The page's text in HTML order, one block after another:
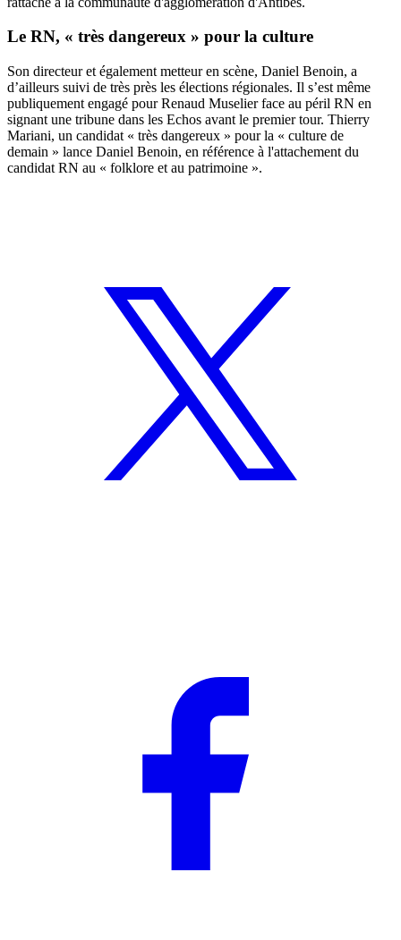
Le RN, « très dangereux » pour la culture
Son directeur et également metteur en scène, Daniel Benoin, a
d’ailleurs suivi de très près les élections régionales. Il s’est même
publiquement engagé pour Renaud Muselier face au péril RN en
signant une tribune dans les Echos avant le premier tour. Thierry
Mariani, un candidat « très dangereux » pour la « culture de
demain » lance Daniel Benoin, en référence à l'attachement du
candidat RN au « folklore et au patrimoine ».